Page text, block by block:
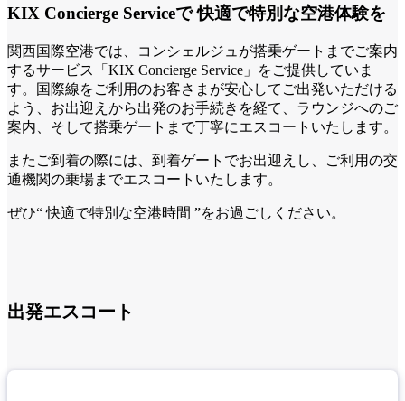
KIX Concierge Serviceで 快適で特別な空港体験を
関西国際空港では、コンシェルジュが搭乗ゲートまでご案内
するサービス「KIX Concierge Service」をご提供していま
す。国際線をご利用のお客さまが安心してご出発いただける
よう、お出迎えから出発のお手続きを経て、ラウンジへのご
案内、そして搭乗ゲートまで丁寧にエスコートいたします。
またご到着の際には、到着ゲートでお出迎えし、ご利用の交
通機関の乗場までエスコートいたします。
ぜひ“ 快適で特別な空港時間 ”をお過ごしください。
出発エスコート